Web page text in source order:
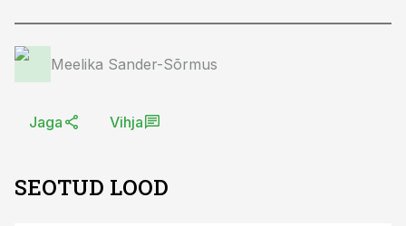
Meelika Sander-Sõrmus
Jaga Vihja
SEOTUD LOOD